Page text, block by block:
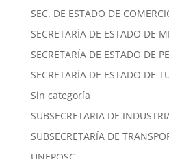
SEC. DE ESTADO DE
SECRETARÍA DE ESTADO DE
SECRETARÍA DE ESTADO DE
SECRETARÍA DE ESTADO DE
Sin categoría
SUBSECRETARIA DE
SUBSECRETARÍA DE